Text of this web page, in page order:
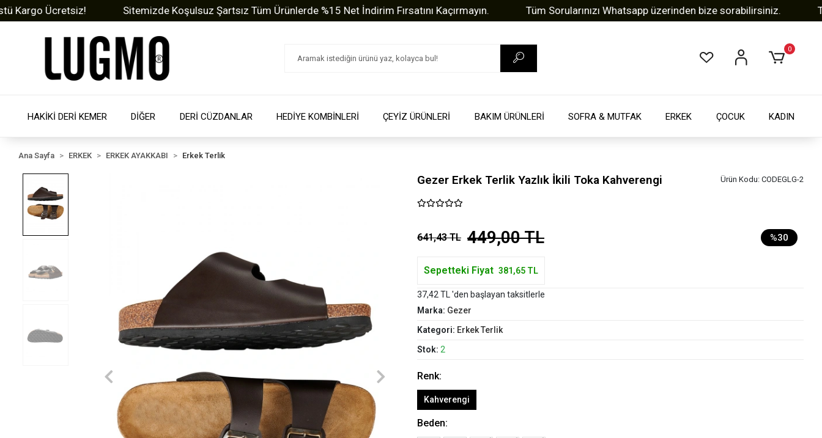
Ücretsiz! Sitemizde Koşulsuz Şartsız Tüm Ürünlerde %15 Net İndirim Fırsatını Kaçırmayın. Tüm Sorularınızı Whatsapp üzerinden bize sorabilirsiniz. Tüm
0
HAKİKİ DERİ KEMER DİĞER DERİ CÜZDANLAR HEDİYE KOMBİNLERİ ÇEYİZ ÜRÜNLERİ BAKIM ÜRÜNLERİ SOFRA & MUTFAK ERKEK ÇOCUK KADIN
Ana Sayfa ERKEK ERKEK AYAKKABI Erkek Terlik
Gezer Erkek Terlik Yazlık İkili Toka Kahverengi Ürün Kodu: CODEGLG-2
641,43 TL 449,00 TL %30
Sepetteki Fiyat 381,65 TL
37,42 TL 'den başlayan taksitlerle
Marka: Gezer
Kategori: Erkek Terlik
Stok: 2
Renk:
Kahverengi
Beden: